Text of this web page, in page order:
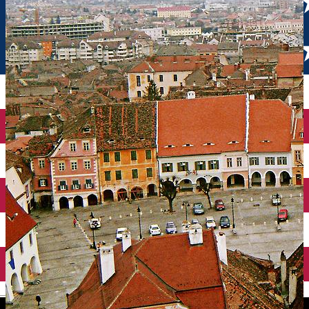
English